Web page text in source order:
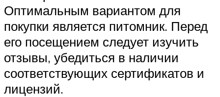
Оптимальным вариантом для
покупки является питомник. Перед
его посещением следует изучить
отзывы, убедиться в наличии
соответствующих сертификатов и
лицензий.